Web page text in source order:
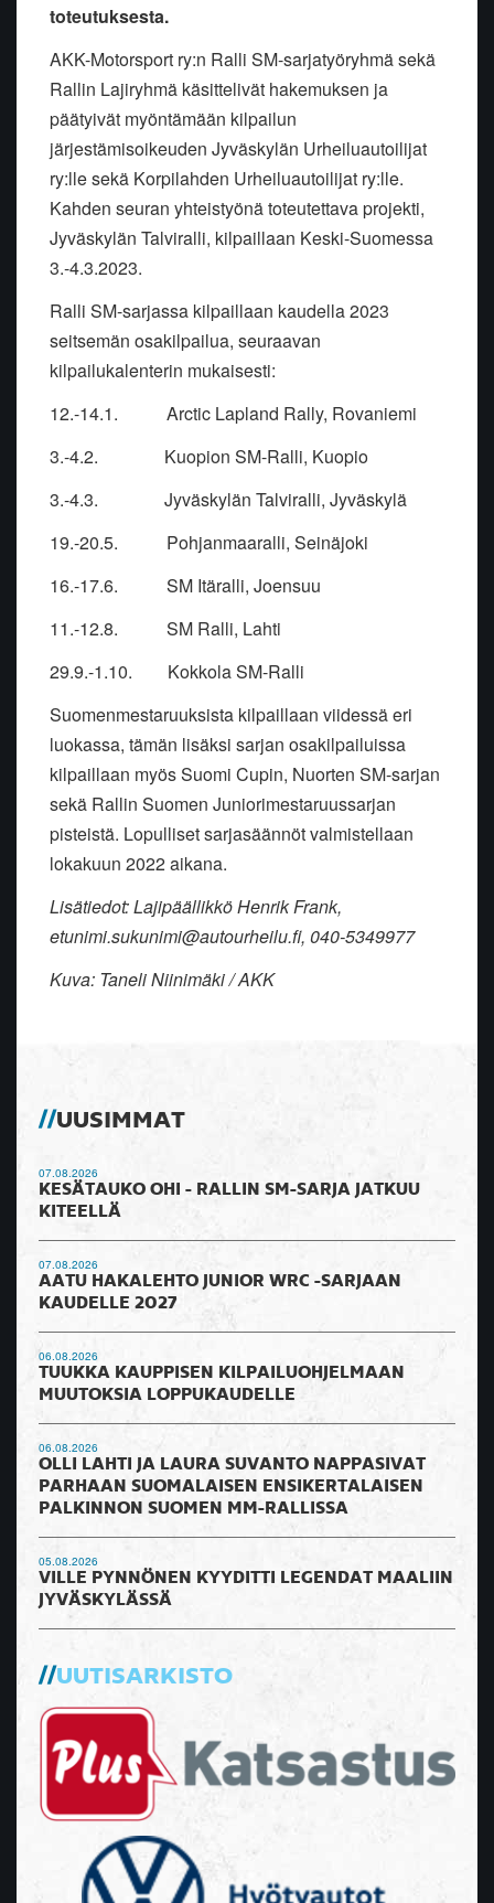
toteutuksesta.
AKK-Motorsport ry:n Ralli SM-sarjatyöryhmä sekä
Rallin Lajiryhmä käsittelivät hakemuksen ja
päätyivät myöntämään kilpailun
järjestämisoikeuden Jyväskylän Urheiluautoilijat
ry:lle sekä Korpilahden Urheiluautoilijat ry:lle.
Kahden seuran yhteistyönä toteutettava projekti,
Jyväskylän Talviralli, kilpaillaan Keski-Suomessa
3.-4.3.2023.
Ralli SM-sarjassa kilpaillaan kaudella 2023
seitsemän osakilpailua, seuraavan
kilpailukalenterin mukaisesti:
12.-14.1. Arctic Lapland Rally, Rovaniemi
3.-4.2. Kuopion SM-Ralli, Kuopio
3.-4.3. Jyväskylän Talviralli, Jyväskylä
19.-20.5. Pohjanmaaralli, Seinäjoki
16.-17.6. SM Itäralli, Joensuu
11.-12.8. SM Ralli, Lahti
29.9.-1.10. Kokkola SM-Ralli
Suomenmestaruuksista kilpaillaan viidessä eri
luokassa, tämän lisäksi sarjan osakilpailuissa
kilpaillaan myös Suomi Cupin, Nuorten SM-sarjan
sekä Rallin Suomen Juniorimestaruussarjan
pisteistä. Lopulliset sarjasäännöt valmistellaan
lokakuun 2022 aikana.
Lisätiedot: Lajipäällikkö Henrik Frank,
etunimi.sukunimi@autourheilu.fi, 040-5349977
Kuva: Taneli Niinimäki / AKK
UUSIMMAT
07.08.2026
KESÄTAUKO OHI - RALLIN SM-SARJA JATKUU
KITEELLÄ
07.08.2026
AATU HAKALEHTO JUNIOR WRC -SARJAAN
KAUDELLE 2027
06.08.2026
TUUKKA KAUPPISEN KILPAILUOHJELMAAN
MUUTOKSIA LOPPUKAUDELLE
06.08.2026
OLLI LAHTI JA LAURA SUVANTO NAPPASIVAT
PARHAAN SUOMALAISEN ENSIKERTALAISEN
PALKINNON SUOMEN MM-RALLISSA
05.08.2026
VILLE PYNNÖNEN KYYDITTI LEGENDAT MAALIIN
JYVÄSKYLÄSSÄ
UUTISARKISTO